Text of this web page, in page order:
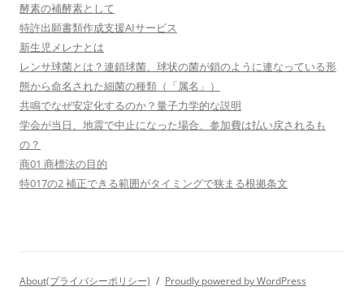
酵素の補酵素として
特許出願書類作成支援AIサービス
新生児メレナとは
レンサ球菌とは？連鎖球菌、球状の菌が鎖のように連なっている形
態から命名された細菌の種類（「属名」）
共鳴でなぜ安定化するのか？量子力学的な説明
学会が当日、地震で中止になった場合、参加費は払い戻されるも
の？
商01 商標法の目的
特017の2 補正できる範囲がタイミングで狭まる根拠条文
About(プライバシーポリシー) Proudly powered by WordPress